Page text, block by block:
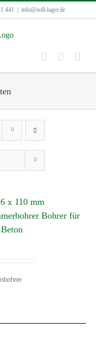
441 info@zoll-lager.de
x 110 mm
Bohrer für
€.